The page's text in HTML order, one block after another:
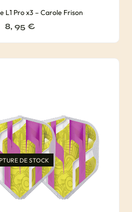
L1 Pro x3 – Carole Frison
8, 95 €
DE STOCK